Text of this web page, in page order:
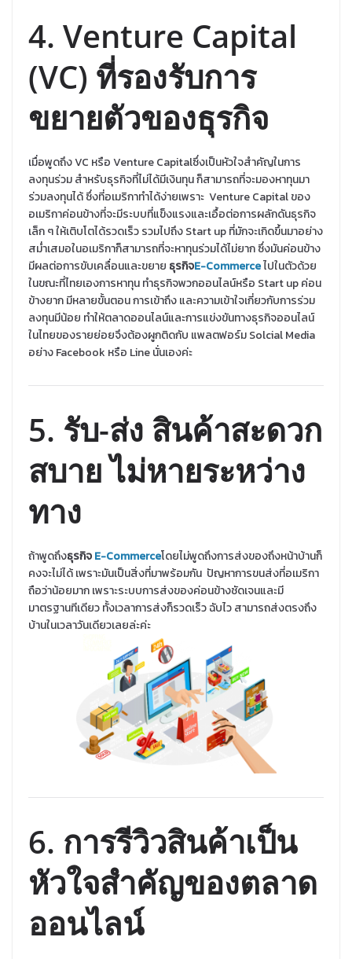
4. Venture Capital
(VC) ที่รองรับการ
ขยายตัวของธุรกิจ
เมื่อพูดถึง V​C หรือ Venture Capitalซึ่งเป็นหัวใจสำคัญในการ
ลงทุนร่วม สำหรับธุรกิจที่ไม่ได้มีเงินทุน ก็สามารถที่จะมองหาทุนมา
ร่วมลงทุนได้ ซึ่งที่อเมริกาทำได้ง่ายเพราะ Venture Capital ของ
อเมริกาค่อนข้างที่จะมีระบบที่แข็งแรงและเอื้อต่อการผลักดันธุรกิจ
เล็ก ๆ ให้เติบโตได้รวดเร็ว รวมไปถึง Start up ที่มักจะเกิดขึ้นมาอย่าง
สม่ำเสมอในอเมริกาก็สามารถที่จะหาทุนร่วมได้ไม่ยาก ซึ่งมันค่อนข้าง
มีผลต่อการขับเคลื่อนและขยาย ธุรกิจE-Commerceไปในตัวด้วย
ในขณะที่ไทยเองการหาทุน ทำธุรกิจพวกออนไลน์หรือ Start up ค่อน
ข้างยาก มีหลายขั้นตอน การเข้าถึง และความเข้าใจเกี่ยวกับการร่วม
ลงทุนมีน้อย ทำให้ตลาดออนไลน์และการแข่งขันทางธุรกิจออนไลน์
ในไทยของรายย่อยจึงต้องผูกติดกับ แพลตฟอร์ม Solcial Media
อย่าง Facebook หรือ Line นั่นเองค่ะ
5. รับ-ส่ง สินค้าสะดวก
สบาย ไม่หายระหว่าง
ทาง
ถ้าพูดถึงธุรกิจE-Commerceโดยไม่พูดถึงการส่งของถึงหน้าบ้านก็
คงจะไม่ได้ เพราะมันเป็นสิ่งที่มาพร้อมกัน ปัญหาการขนส่งที่อเมริกา
ถือว่าน้อยมาก เพราะระบบการส่งของค่อนข้างชัดเจนและมี
มาตรฐานทีเดียว ทั้งเวลาการส่งก็รวดเร็ว ฉับไว สามารถส่งตรงถึง
บ้านในเวลาวันเดียวเลยล่ะค่ะ
6. การรีวิวสินค้าเป็น
หัวใจสำคัญของตลาด
ออนไลน์